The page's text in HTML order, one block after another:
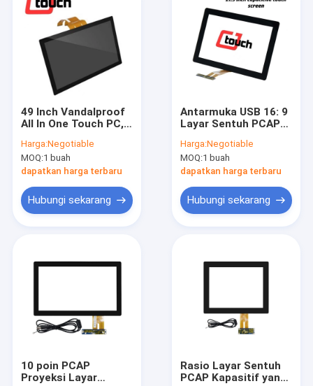
Produk
Hubungi kami
49 Inch Vandalproof
All In One Touch PC,
Kapasitif untuk
Pendidikan
Harga:Negotiable
MOQ:1 buah
dapatkan harga terbaru
Hubungi sekarang
Antarmuka USB 16: 9
Layar Sentuh PCAP
Terminal POS
Harga:Negotiable
MOQ:1 buah
dapatkan harga terbaru
Hubungi sekarang
10 poin PCAP
Proyeksi Layar
Rasio Layar Sentuh
PCAP Kapasitif yang